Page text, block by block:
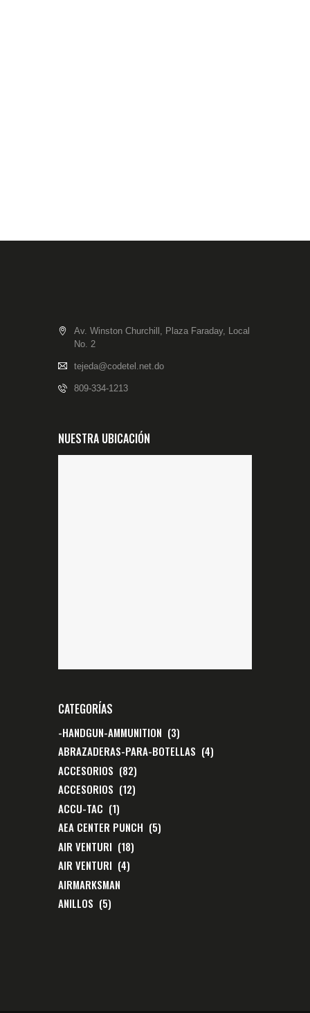
Av. Winston Churchill, Plaza Faraday, Local
No. 2
tejeda@codetel.net.do
809-334-1213
NUESTRA UBICACIÓN
CATEGORÍAS
-HANDGUN-AMMUNITION (3)
ABRAZADERAS-PARA-BOTELLAS (4)
ACCESORIOS (82)
ACCESORIOS (12)
ACCU-TAC (1)
AEA CENTER PUNCH (5)
AIR VENTURI (18)
AIR VENTURI (4)
AIRMARKSMAN
ANILLOS (5)